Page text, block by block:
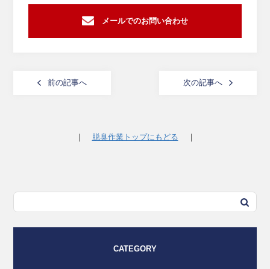
メールでのお問い合わせ
前の記事へ 次の記事へ
｜ 脱臭作業トップにもどる ｜
CATEGORY